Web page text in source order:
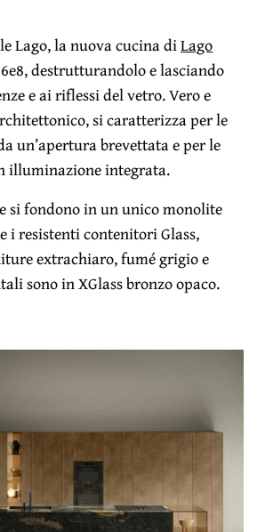
Lago, la nuova cucina diLago
destrutturandolo e lasciando
e ai riflessi del vetro. Vero e
si caratterizza per le
un’apertura brevettata e per le
illuminazione integrata.
si fondono in un unico monolite
i resistenti contenitori Glass,
extrachiaro, fumé grigio e
sono in XGlass bronzo opaco.